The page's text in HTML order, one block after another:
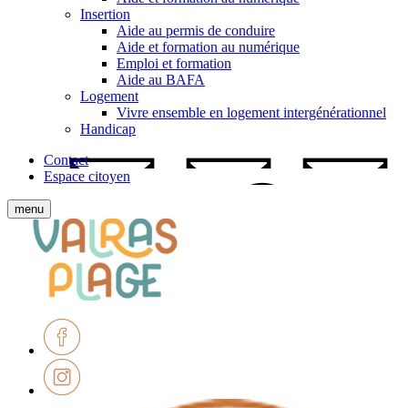
Insertion
Aide au permis de conduire
Aide et formation au numérique
Emploi et formation
Aide au BAFA
Logement
Vivre ensemble en logement intergénérationnel
Handicap
Contact
Espace citoyen
Afficher
le
menu
mobile
menu